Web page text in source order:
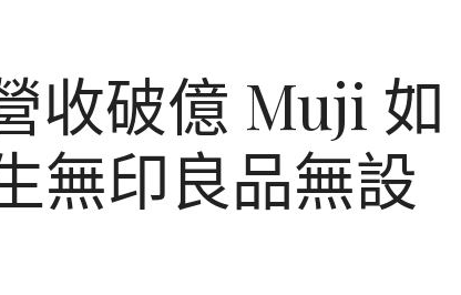
收破億 Muji 如
無印良品無設